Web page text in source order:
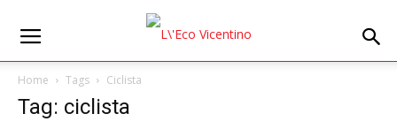
Home Tags Ciclista
Tag: ciclista